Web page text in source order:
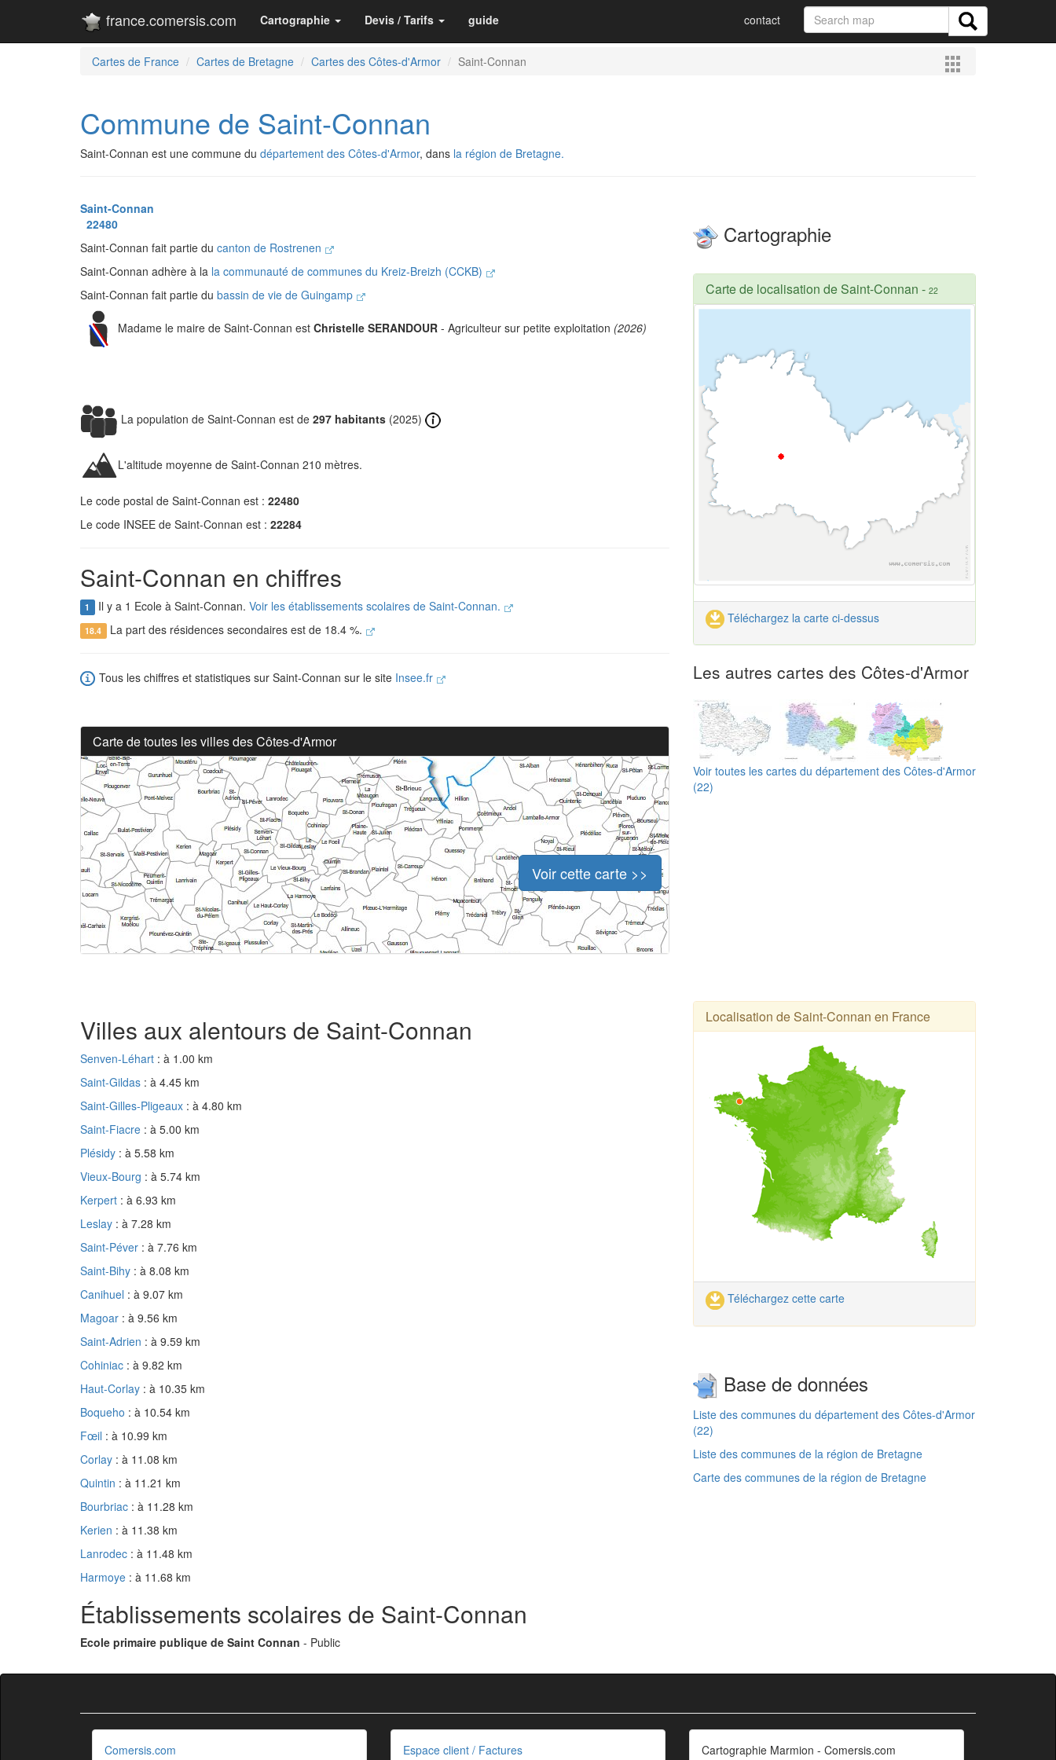
france.comersis.com Cartographie Devis / Tarifs guide contact
Cartes de France Cartes de Bretagne Cartes des Côtes-d'Armor Saint-Connan
Commune de Saint-Connan
Saint-Connan est une commune du département des Côtes-d'Armor, dans la région de Bretagne.
Saint-Connan
22480
Saint-Connan fait partie du canton de Rostrenen
Saint-Connan adhère à la la communauté de communes du Kreiz-Breizh (CCKB)
Saint-Connan fait partie du bassin de vie de Guingamp
Madame le maire de Saint-Connan est Christelle SERANDOUR - Agriculteur sur petite exploitation (2026)
La population de Saint-Connan est de 297 habitants (2025)
L'altitude moyenne de Saint-Connan 210 mètres.
Le code postal de Saint-Connan est : 22480
Le code INSEE de Saint-Connan est : 22284
Saint-Connan en chiffres
1 Il y a 1 Ecole à Saint-Connan. Voir les établissements scolaires de Saint-Connan.
18.4 La part des résidences secondaires est de 18.4 %.
Tous les chiffres et statistiques sur Saint-Connan sur le site Insee.fr
Carte de toutes les villes des Côtes-d'Armor
Voir cette carte >>
Cartographie
Carte de localisation de Saint-Connan - 22
Téléchargez la carte ci-dessus
Les autres cartes des Côtes-d'Armor
Voir toutes les cartes du département des Côtes-d'Armor
(22)
Villes aux alentours de Saint-Connan
Senven-Léhart : à 1.00 km
Saint-Gildas : à 4.45 km
Saint-Gilles-Pligeaux : à 4.80 km
Saint-Fiacre : à 5.00 km
Plésidy : à 5.58 km
Vieux-Bourg : à 5.74 km
Kerpert : à 6.93 km
Leslay : à 7.28 km
Saint-Péver : à 7.76 km
Saint-Bihy : à 8.08 km
Canihuel : à 9.07 km
Magoar : à 9.56 km
Saint-Adrien : à 9.59 km
Cohiniac : à 9.82 km
Haut-Corlay : à 10.35 km
Boqueho : à 10.54 km
Fœil : à 10.99 km
Corlay : à 11.08 km
Quintin : à 11.21 km
Bourbriac : à 11.28 km
Kerien : à 11.38 km
Lanrodec : à 11.48 km
Harmoye : à 11.68 km
Établissements scolaires de Saint-Connan
Ecole primaire publique de Saint Connan - Public
Localisation de Saint-Connan en France
Téléchargez cette carte
Base de données
Liste des communes du département des Côtes-d'Armor
(22)
Liste des communes de la région de Bretagne
Carte des communes de la région de Bretagne
Comersis.com Espace client / Factures
Cartographie Marmion - Comersis.com